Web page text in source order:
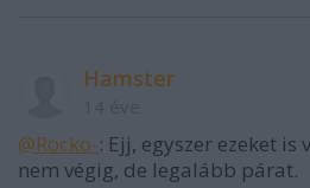
Hamster
@Rocko-: Ejj, egyszer ezeket
nem végig, de legalább párat.